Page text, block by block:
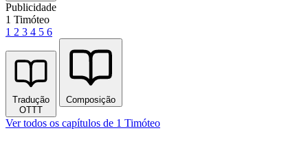
Publicidade
1 Timóteo
1 2 3 4 5 6
Tradução
OTTT
Composição
Ver todos os capítulos de 1 Timóteo